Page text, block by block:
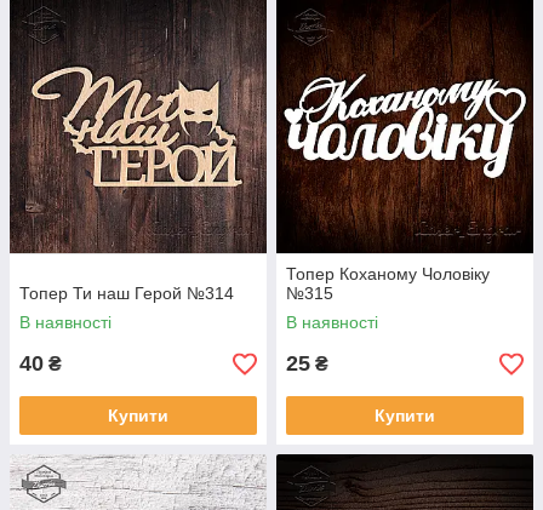
Топер Ти наш Герой №314
В наявності
40 ₴
Купити
Топер Коханому Чоловіку
№315
В наявності
25 ₴
Купити